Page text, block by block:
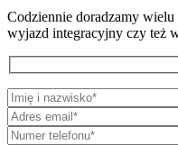
Codziennie doradzamy
wyjazd integracyjny czy też